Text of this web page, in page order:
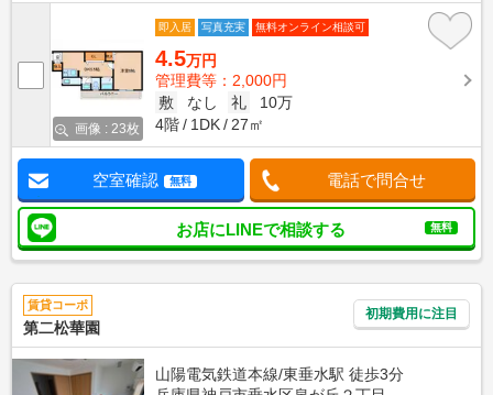
画像 : 23枚
即入居 写真充実 無料オンライン相談可
4.5万円
管理費等：2,000円
敷
なし 礼
10万
4階
1DK 27㎡
空室確認 無料 電話で問合せ
お店にLINEで相談する 無料
賃貸コーポ
第二松華園
初期費用に注目
山陽電気鉄道本線/東垂水駅 徒歩3分